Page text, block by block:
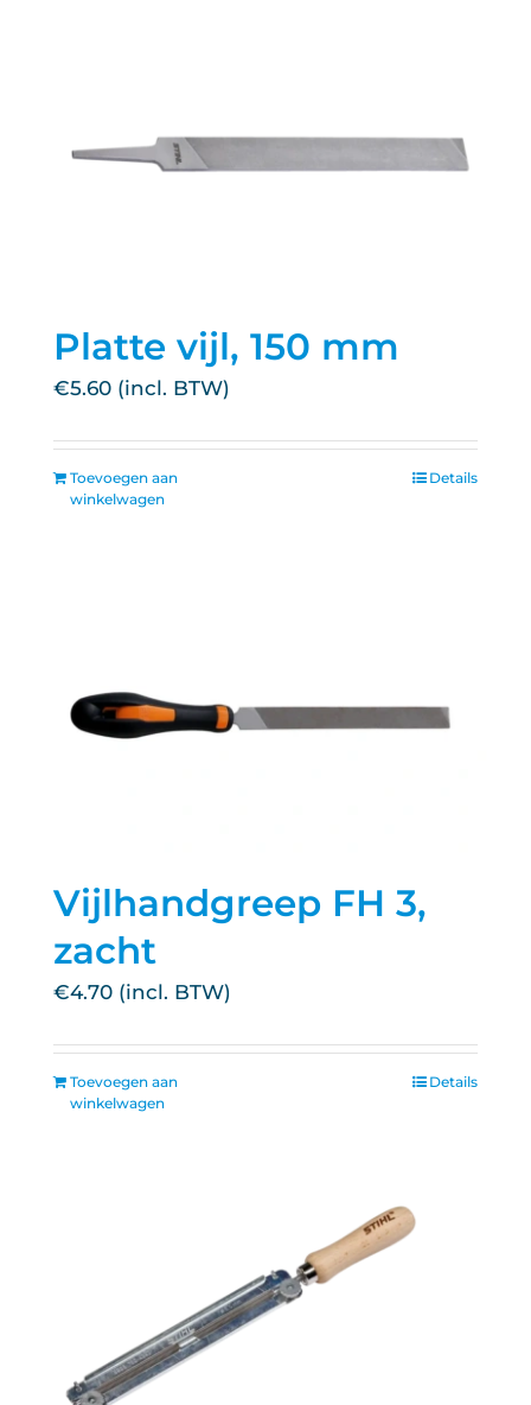
Platte vijl, 150 mm
€5.60
Toevoegen aan
winkelwagen
Details
Vijlhandgreep FH 3,
zacht
€4.70
Toevoegen aan
winkelwagen
Details